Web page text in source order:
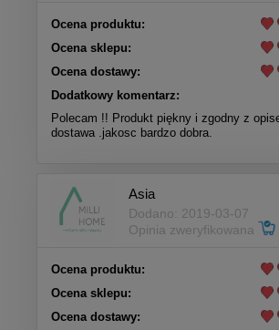
Ocena produktu:
Ocena sklepu:
Ocena dostawy:
Dodatkowy komentarz:
Polecam !! Produkt piękny i zgodny z
dostawa .jakosc bardzo dobra.
Asia
Dodano: 2019-03-07
Opinia zweryfikowana
Ocena produktu:
Ocena sklepu:
Ocena dostawy: